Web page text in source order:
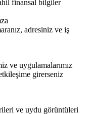
finansal bilgiler
adresiniz ve iş
ve uygulamalarımız
girerseniz
ve uydu görüntüleri